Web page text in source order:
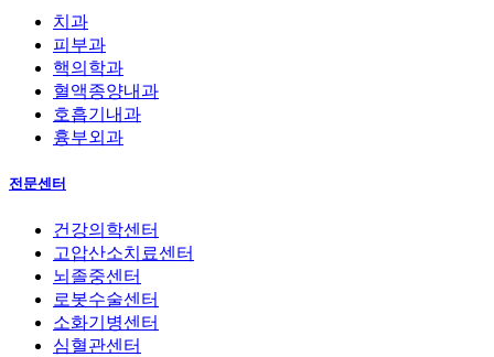
치과
피부과
핵의학과
혈액종양내과
호흡기내과
흉부외과
전문센터
건강의학센터
고압산소치료센터
뇌졸중센터
로봇수술센터
소화기병센터
심혈관센터